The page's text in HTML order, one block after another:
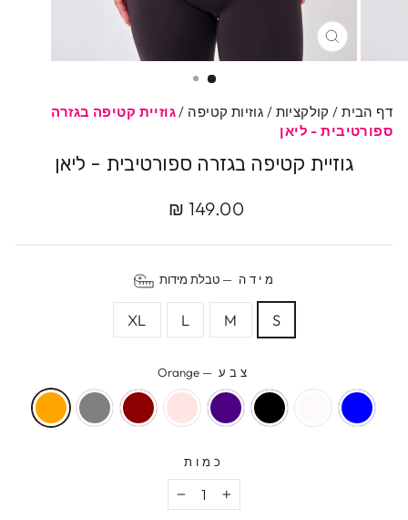
סגרי
דף הבית / קולקציות / גוזיות קטיפה /גוזיית קטיפה בגזרה
ספורטיבית - ליאן
גוזיית קטיפה בגזרה ספורטיבית - ליאן
מחיר
149.00 ₪
מידה—טבלת מידות
S
M
L
XL
צבע —
Orange
כמות
− +